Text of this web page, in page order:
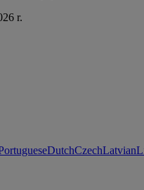
r.
DutchCzechLatvian